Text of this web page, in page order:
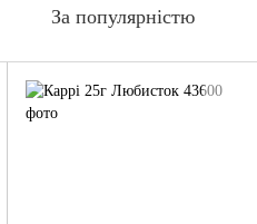
За популярністю